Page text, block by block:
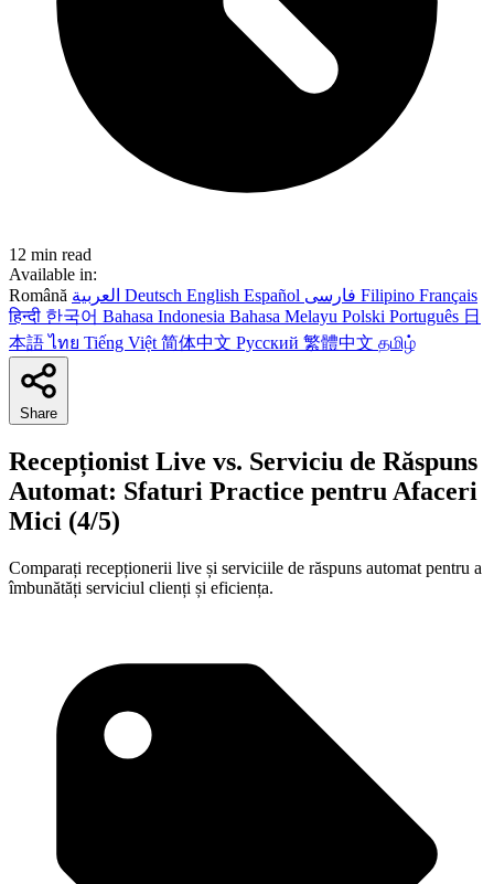
12 min read
Available in:
Română
Deutsch English Español Filipino Français
हिन्दी 한국어 Bahasa Indonesia Bahasa Melayu Polski Português 日
本語ไทย Tiếng Việt 简体中文 Русский 繁體中文 தமிழ்
Share
Recepționist Live vs. Serviciu de Răspuns
Automat: Sfaturi Practice pentru Afaceri
Mici (4/5)
Comparați recepționerii live și serviciile de răspuns automat pentru a
îmbunătăți serviciul clienți și eficiența.